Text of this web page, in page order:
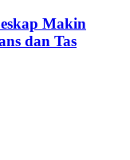
Makin
dan Tas